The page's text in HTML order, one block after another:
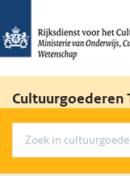
Cultuurgoederen